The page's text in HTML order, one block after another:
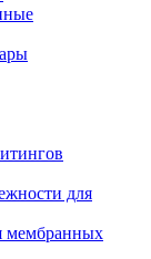
для
мембранных